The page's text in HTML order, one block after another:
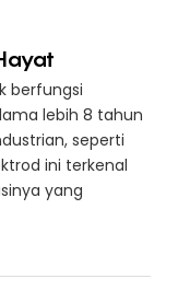
berfungsi
lebih 8 tahun
seperti
ini terkenal
yang